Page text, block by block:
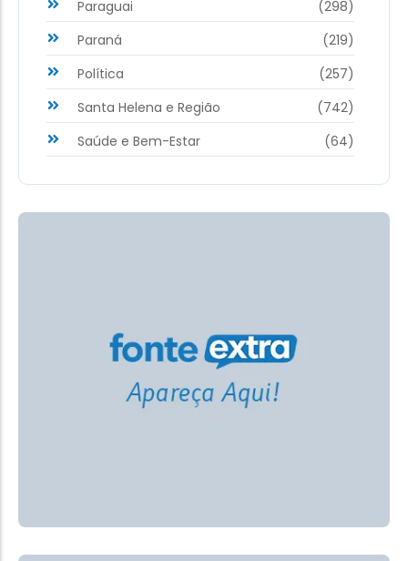
Paraguai
(298)
Paraná
(219)
Política
(257)
Santa Helena e Região
(742)
Saúde e Bem-Estar
(64)